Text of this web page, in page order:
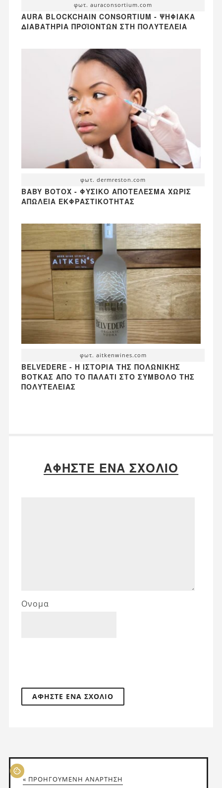
φωτ. auraconsortium.com
AURA BLOCKCHAIN CONSORTIUM - ΨΗΦΙΑΚΆ
ΔΙΑΒΑΤΉΡΙΑ ΠΡΟΪΌΝΤΩΝ ΣΤΗ ΠΟΛΥΤΈΛΕΙΑ
φωτ. dermreston.com
BABY BOTOX - ΦΥΣΙΚΌ ΑΠΟΤΈΛΕΣΜΑ ΧΩΡΊΣ
ΑΠΏΛΕΙΑ ΕΚΦΡΑΣΤΙΚΌΤΗΤΑΣ
φωτ. aitkenwines.com
BELVEDERE - Η ΙΣΤΟΡΊΑ ΤΗΣ ΠΟΛΩΝΙΚΉΣ
ΒΌΤΚΑΣ ΑΠΌ ΤΟ ΠΑΛΆΤΙ ΣΤΟ ΣΎΜΒΟΛΟ ΤΗΣ
ΠΟΛΥΤΈΛΕΙΑΣ
ΑΦΉΣΤΕ ΈΝΑ ΣΧΌΛΙΟ
Ονομα
« ΠΡΟΗΓΟΎΜΕΝΗ ΑΝΆΡΤΗΣΗ